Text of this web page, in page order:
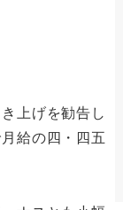
上げを勧告し
給の四・四五